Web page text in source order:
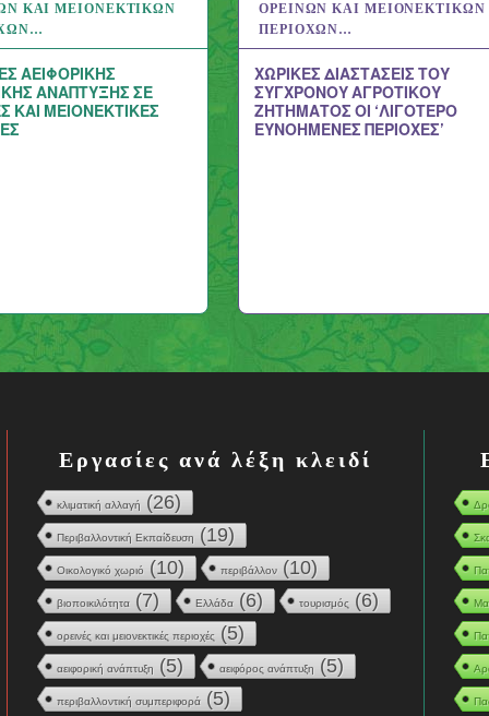
ΚΑΙ ΜΕΙΟΝΕΚΤΙΚΏΝ
ΑΕΙΦΟΡΙΚΗΣ
ΑΝΑΠΤΥΞΗΣ ΣΕ
ΚΑΙ ΜΕΙΟΝΕΚΤΙΚΕΣ
ΟΡΕΙΝΏΝ ΚΑΙ ΜΕΙΟΝΕΚΤΙΚΏΝ
ΠΕΡΙΟΧΏΝ…
ΧΩΡΙΚΕΣ ΔΙΑΣΤΑΣΕΙΣ ΤΟΥ
ΣΥΓΧΡΟΝΟΥ ΑΓΡΟΤΙΚΟΥ
ΖΗΤΗΜΑΤΟΣ ΟΙ ‘ΛΙΓΟΤΕΡΟ
ΕΥΝΟΗΜΕΝΕΣ ΠΕΡΙΟΧΕΣ’
Εργασίες ανά λέξη κλειδί
κλιματική αλλαγή (26)
Περιβαλλοντική Εκπαίδευση (19)
Οικολογικό χωριό (10) περιβάλλον (10)
βιοποικιλότητα (7) Ελλάδα (6) τουρισμός (6)
ορεινές και μειονεκτικές περιοχές (5)
αειφορική ανάπτυξη (5) αειφόρος ανάπτυξη (5)
περιβαλλοντική συμπεριφορά (5)